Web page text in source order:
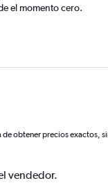
el momento cero.
obtener precios exactos,
vendedor.